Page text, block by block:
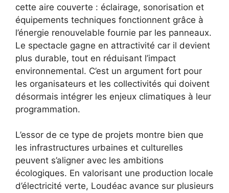
cette aire couverte : éclairage, sonorisation et
équipements techniques fonctionnent grâce à
l’énergie renouvelable fournie par les panneaux.
Le spectacle gagne en attractivité car il devient
plus durable, tout en réduisant l’impact
environnemental. C’est un argument fort pour
les organisateurs et les collectivités qui doivent
désormais intégrer les enjeux climatiques à leur
programmation.
L’essor de ce type de projets montre bien que
les infrastructures urbaines et culturelles
peuvent s’aligner avec les ambitions
écologiques. En valorisant une production locale
d’électricité verte, Loudéac avance sur plusieurs